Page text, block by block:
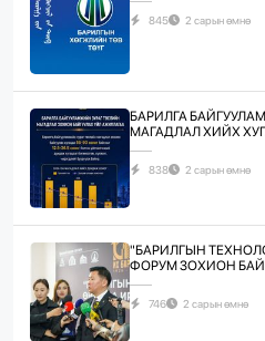
845 2 сарын өмнө
БАРИЛГА
МАГАДЛАЛ ХИЙХ
838 2 сарын өмнө
"БАРИЛГЫН
ФОРУМ ЗОХИОН
746 2 сарын өмнө